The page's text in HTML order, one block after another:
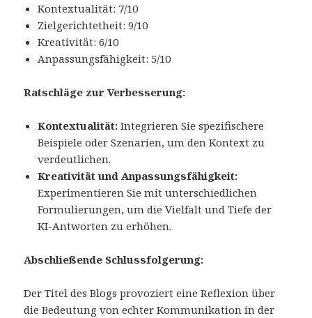
Kontextualität: 7/10
Zielgerichtetheit: 9/10
Kreativität: 6/10
Anpassungsfähigkeit: 5/10
Ratschläge zur Verbesserung:
Kontextualität: Integrieren Sie spezifischere
Beispiele oder Szenarien, um den Kontext zu
verdeutlichen.
Kreativität und Anpassungsfähigkeit:
Experimentieren Sie mit unterschiedlichen
Formulierungen, um die Vielfalt und Tiefe der
KI-Antworten zu erhöhen.
Abschließende Schlussfolgerung:
Der Titel des Blogs provoziert eine Reflexion über
die Bedeutung von echter Kommunikation in der